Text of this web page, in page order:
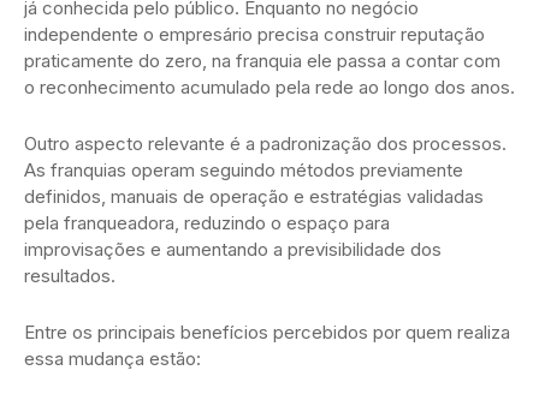
já conhecida pelo público. Enquanto no negócio
independente o empresário precisa construir reputação
praticamente do zero, na franquia ele passa a contar com
o reconhecimento acumulado pela rede ao longo dos anos.
Outro aspecto relevante é a padronização dos processos.
As franquias operam seguindo métodos previamente
definidos, manuais de operação e estratégias validadas
pela franqueadora, reduzindo o espaço para
improvisações e aumentando a previsibilidade dos
resultados.
Entre os principais benefícios percebidos por quem realiza
essa mudança estão: